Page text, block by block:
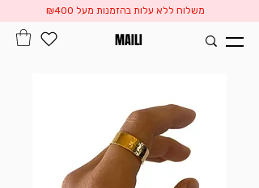
משלוח ללא עלות בהזמנות מעל ₪400
MAILI